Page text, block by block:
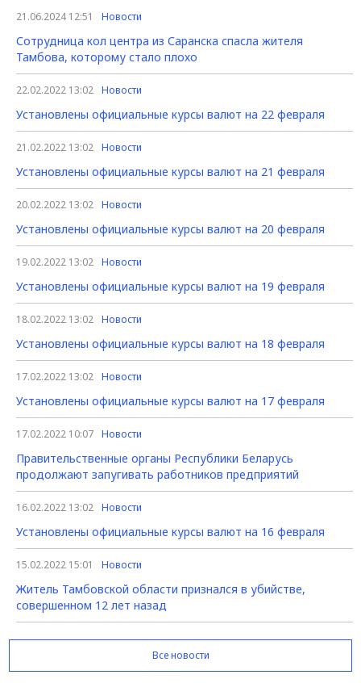
21.06.2024 12:51 Новости
Сотрудница кол центра из Саранска спасла жителя
Тамбова, которому стало плохо
22.02.2022 13:02 Новости
Установлены официальные курсы валют на 22 февраля
21.02.2022 13:02 Новости
Установлены официальные курсы валют на 21 февраля
20.02.2022 13:02 Новости
Установлены официальные курсы валют на 20 февраля
19.02.2022 13:02 Новости
Установлены официальные курсы валют на 19 февраля
18.02.2022 13:02 Новости
Установлены официальные курсы валют на 18 февраля
17.02.2022 13:02 Новости
Установлены официальные курсы валют на 17 февраля
17.02.2022 10:07 Новости
Правительственные органы Республики Беларусь
продолжают запугивать работников предприятий
16.02.2022 13:02 Новости
Установлены официальные курсы валют на 16 февраля
15.02.2022 15:01 Новости
Житель Тамбовской области признался в убийстве,
совершенном 12 лет назад
Все новости